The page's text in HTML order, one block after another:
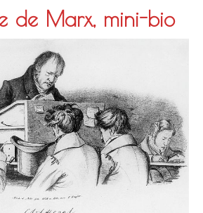
de Marx, mini-bio